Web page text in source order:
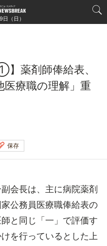
（日）
薬剤師俸給表、
医療職の理解」重
保存
会長は、主に病院薬剤
公務員医療職俸給表の
と同じ「一」で評価す
を行っているとした上